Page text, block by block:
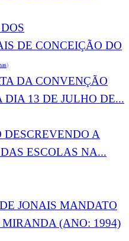
DE CONCEIÇÃO DO
)
DA CONVENÇÃO
13 DE JULHO DE...
DESCREVENDO A
ESCOLAS NA...
JONAIS MANDATO
(ANO: 1994)